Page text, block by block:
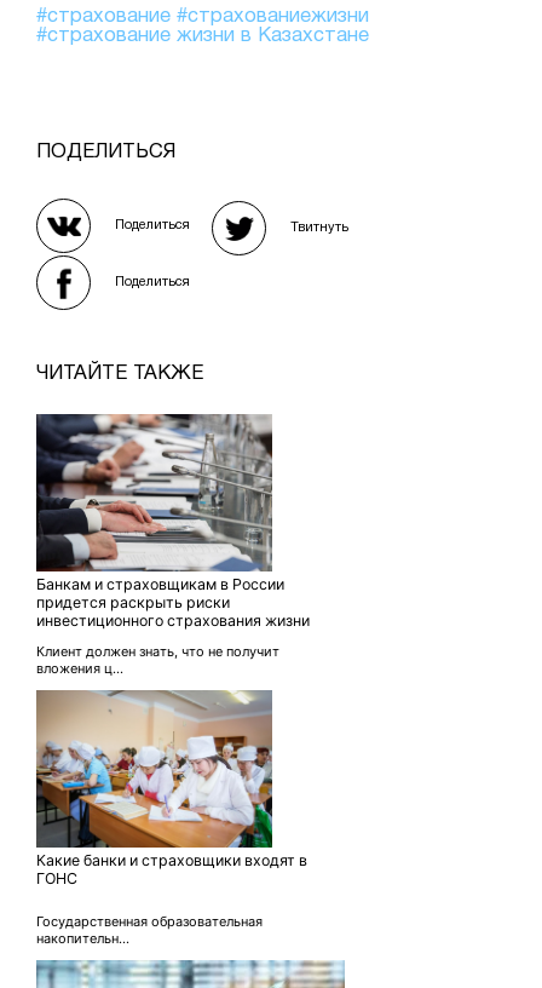
#страхование #страхованиежизни
#страхование жизни в Казахстане
ПОДЕЛИТЬСЯ
Поделиться Твитнуть
Поделиться
ЧИТАЙТЕ ТАКЖЕ
Банкам и страховщикам в России
придется раскрыть риски
инвестиционного страхования жизни
Клиент должен знать, что не получит
вложения ц...
Какие банки и страховщики входят в
ГОНС
Государственная образовательная
накопительн...